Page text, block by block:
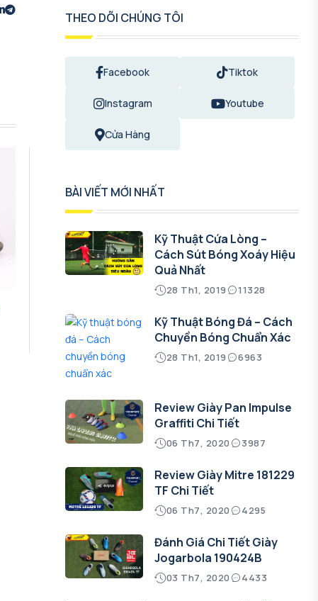
THEO DÕI CHÚNG TÔI
Facebook Tiktok
Instagram Youtube
Cửa Hàng
BÀI VIẾT MỚI NHẤT
Kỹ Thuật Cứa Lòng –
Cách Sút Bóng Xoáy Hiệu
Quả Nhất
28 Th1, 2019 11328
Kỹ Thuật Bóng Đá – Cách
Chuyền Bóng Chuẩn Xác
28 Th1, 2019 6963
Review Giày Pan Impulse
Graffiti Chi Tiết
06 Th7, 2020 3987
Review Giày Mitre 181229
TF Chi Tiết
06 Th7, 2020 4295
Đánh Giá Chi Tiết Giày
Jogarbola 190424B
03 Th7, 2020 4433